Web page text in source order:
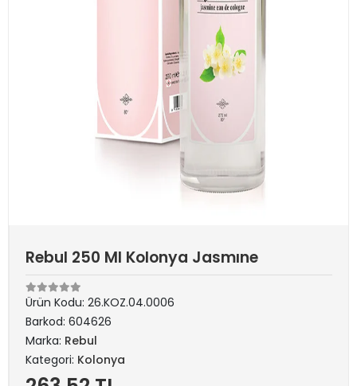
Rebul 250 Ml Kolonya Jasmıne
Ürün Kodu: 26.KOZ.04.0006
Barkod: 604626
Marka: Rebul
Kategori: Kolonya